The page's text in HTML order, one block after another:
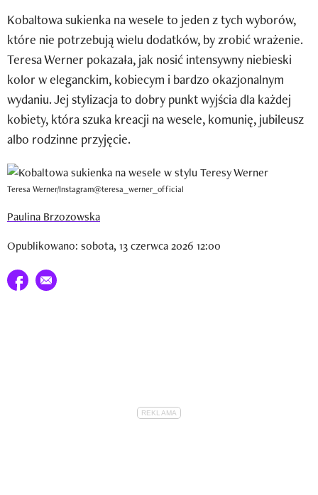
Mój profil / Zarejestruj się
Kobaltowa sukienka na wesele to jeden z tych wyborów,
które nie potrzebują wielu dodatków, by zrobić wrażenie.
Teresa Werner pokazała, jak nosić intensywny niebieski
kolor w eleganckim, kobiecym i bardzo okazjonalnym
wydaniu. Jej stylizacja to dobry punkt wyjścia dla każdej
kobiety, która szuka kreacji na wesele, komunię, jubileusz
albo rodzinne przyjęcie.
Teresa Werner/Instagram@teresa_werner_official
Paulina Brzozowska
Opublikowano: sobota, 13 czerwca 2026 12:00
Udostępnij na facebook
E-mail do przyjaciela